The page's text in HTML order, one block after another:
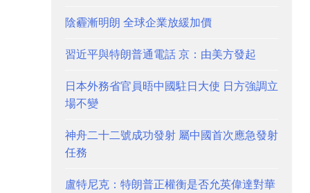
陰霾漸明朗 全球企業放緩加價
習近平與特朗普通電話 京：由美方發起
日本外務省官員晤中國駐日大使 日方強調立
場不變
神舟二十二號成功發射 屬中國首次應急發射
任務
盧特尼克：特朗普正權衡是否允英偉達對華